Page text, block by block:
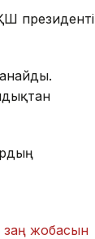
президенті
заң жобасын